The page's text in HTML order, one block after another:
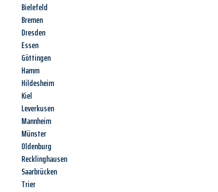
Bielefeld
Bremen
Dresden
Essen
Göttingen
Hamm
Hildesheim
Kiel
Leverkusen
Mannheim
Münster
Oldenburg
Recklinghausen
Saarbrücken
Trier